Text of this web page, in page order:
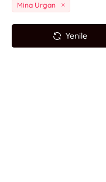
Mina Urgan
Yenile